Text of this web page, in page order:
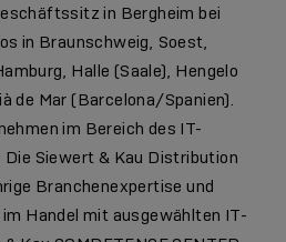
in Bergheim bei
in Braunschweig, Soest,
Halle (Saale), Hengelo
de Mar (Barcelona/Spanien).
im Bereich des IT-
Siewert & Kau Distribution
Branchenexpertise und
Handel mit ausgewählten IT-